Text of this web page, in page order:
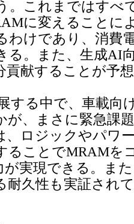
。これまではすべ
に変えることに
わけであり、消費
る。また、生成AI
貢献することが予
する中で、車載向
が、まさに緊急課
、ロジックやパワ
ることでMRAMを
が実現できる。ま
耐久性も実証され